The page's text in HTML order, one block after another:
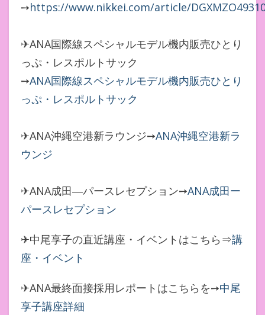
➙https://www.nikkei.com/article/
✈ANA国際線スペシャルモデル機内販売ひとり
っぷ・レスポルトサック
➙ANA国際線スペシャルモデル機内販売ひとり
っぷ・レスポルトサック
✈ANA沖縄空港新ラウンジ➙ANA沖縄空港新ラ
ウンジ
✈ANA成田―パースレセプション➙ANA成田ー
パースレセプション
✈中尾享子の直近講座・イベントはこちら⇒講
座・イベント
✈ANA最終面接採用レポートはこちらを➙中尾
享子講座詳細